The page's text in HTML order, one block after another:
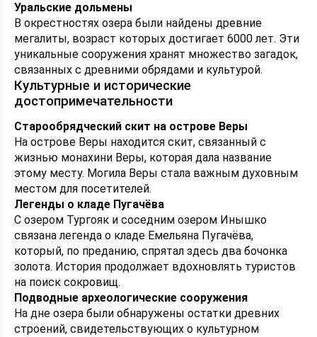
Уральские дольмены
В окрестностях озера были найдены древние
мегалиты, возраст которых достигает 6000 лет. Эти
уникальные сооружения хранят множество загадок,
связанных с древними обрядами и культурой.
Культурные и исторические
достопримечательности
Старообрядческий скит на острове Веры
На острове Веры находится скит, связанный с
жизнью монахини Веры, которая дала название
этому месту. Могила Веры стала важным духовным
местом для посетителей.
Легенды о кладе Пугачёва
С озером Тургояк и соседним озером Инышко
связана легенда о кладе Емельяна Пугачёва,
который, по преданию, спрятал здесь два бочонка
золота. История продолжает вдохновлять туристов
на поиск сокровищ.
Подводные археологические сооружения
На дне озера были обнаружены остатки древних
строений, свидетельствующих о культурном